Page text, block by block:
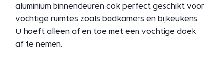
aluminium binnendeuren ook perfect geschikt voor
vochtige ruimtes zoals badkamers en bijkeukens.
U hoeft alleen af en toe met een vochtige doek
af te nemen.